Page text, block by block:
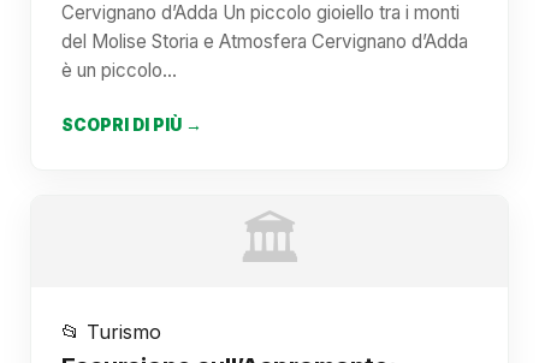
Cervignano d’Adda Un piccolo gioiello tra i monti
del Molise Storia e Atmosfera Cervignano d’Adda
è un piccolo…
SCOPRI DI PIÙ →
🏛️
📂 Turismo